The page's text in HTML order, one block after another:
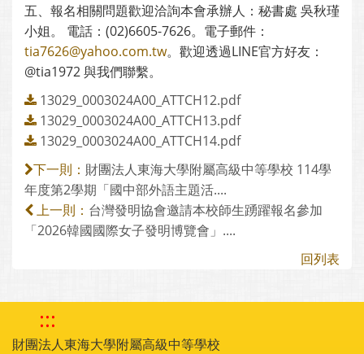
五、報名相關問題歡迎洽詢本會承辦人：秘書處 吳秋瑾
小姐。 電話：(02)6605-7626。電子郵件：
tia7626@yahoo.com.tw。歡迎透過LINE官方好友：
@tia1972 與我們聯繫。
13029_0003024A00_ATTCH12.pdf
13029_0003024A00_ATTCH13.pdf
13029_0003024A00_ATTCH14.pdf
下一則： 財團法人東海大學附屬高級中等學校 114學
年度第2學期「國中部外語主題活....
上一則： 台灣發明協會邀請本校師生踴躍報名參加
「2026韓國國際女子發明博覽會」....
回列表
:::
財團法人東海大學附屬高級中等學校